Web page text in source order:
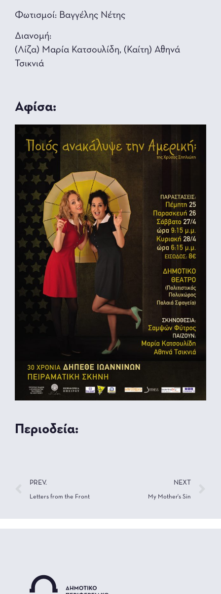
Φωτισμοί: Βαγγέλης Νέτης
Διανομή:
(Λίζα) Μαρία Κατσουλίδη, (Καίτη) Αθηνά
Τσικνιά
Αφίσα:
Περιοδεία:
PREV.
Letters from the Front
NEXT
My Mother's Sin